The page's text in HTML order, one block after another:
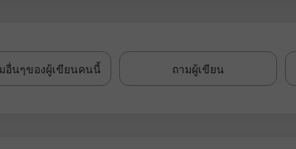
อื่นๆของผู้เขียนคนนี้ ถามผู้เขียน